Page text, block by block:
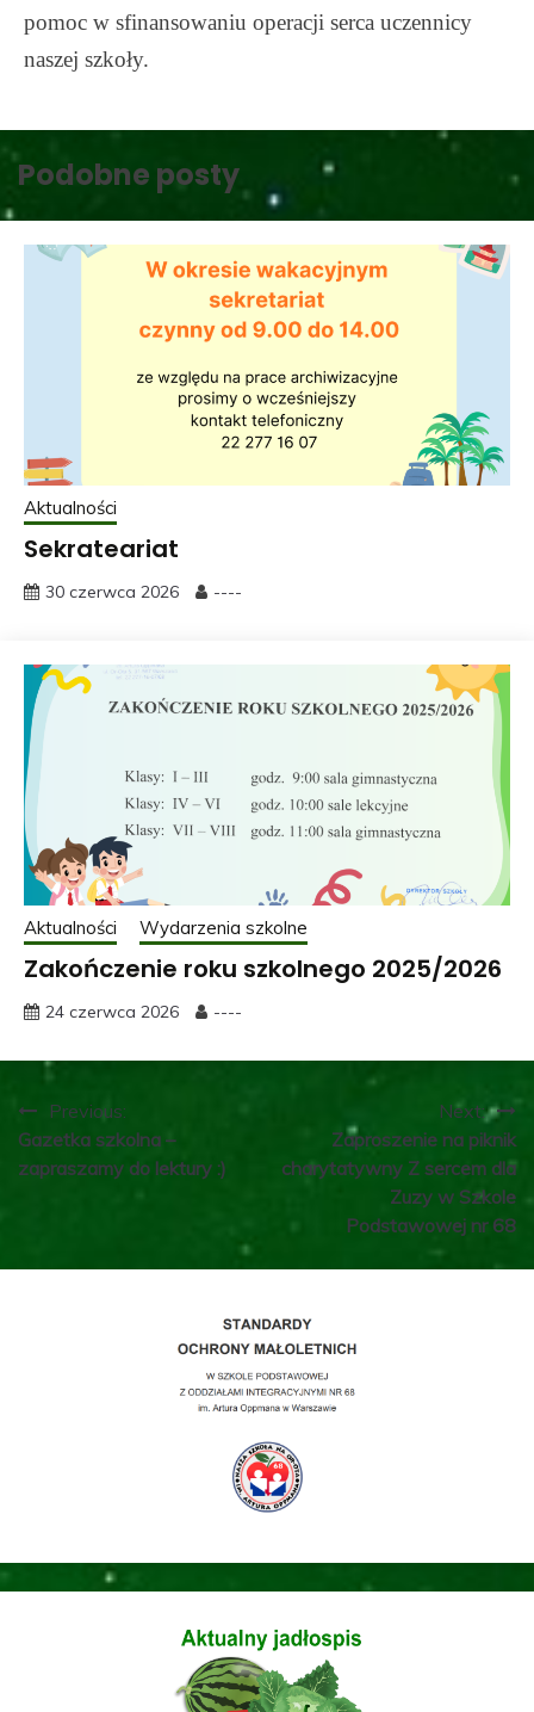
pomoc w sfinansowaniu operacji serca uczennicy
naszej szkoły.
Podobne posty
Aktualności
Sekrateariat
30 czerwca 2026 ----
Aktualności Wydarzenia szkolne
Zakończenie roku szkolnego 2025/2026
24 czerwca 2026 ----
Nawigacja
wpisu
Previous:
Gazetka szkolna –
zapraszamy do lektury :)
Next:
Zaproszenie na piknik
charytatywny Z sercem dla
Zuzy w Szkole
Podstawowej nr 68